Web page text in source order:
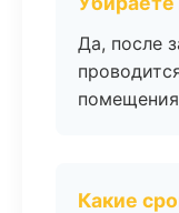
Да, после
Какие